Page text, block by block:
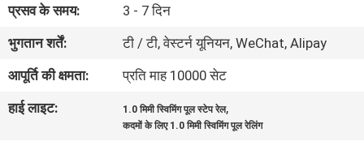
संपर्क
करें
एक
प्रसव के समय:
3 - 7 दिन
भुगतान शर्तें:
टी / टी, वेस्टर्न यूनियन, WeChat, Alipay
आपूर्ति की क्षमता:
प्रति माह 10000 सेट
हाई लाइट:
1.0 मिमी स्विमिंग पूल स्टेप रेल,
कदमों के लिए 1.0 मिमी स्विमिंग पूल रेलिंग